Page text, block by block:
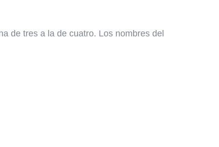
de tres a la de cuatro. Los nombres del